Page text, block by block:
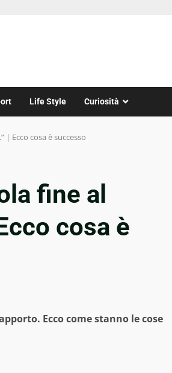
Life Style Curiosità
Ecco cosa è successo
fine al
cosa è
Ecco come stanno le cose